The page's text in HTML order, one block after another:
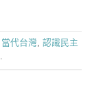
當代台灣, 認識民主
.